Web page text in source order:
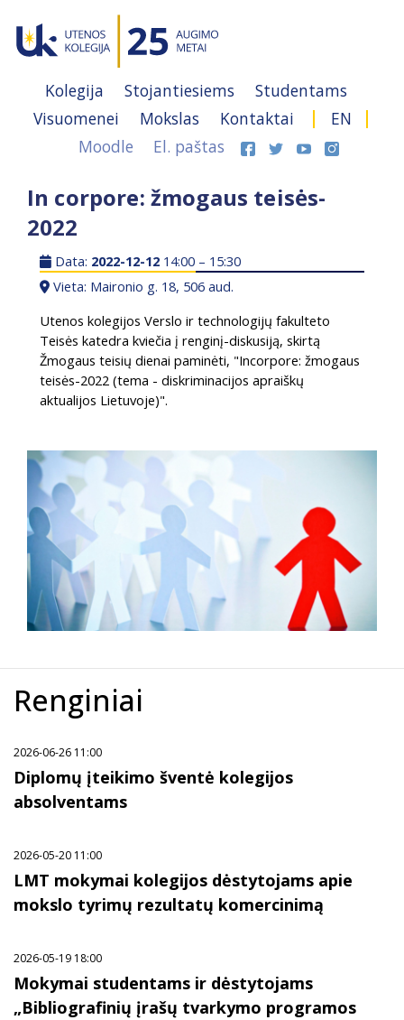
Kolegija Stojantiesiems
Studentams
Visuomenei
Mokslas Kontaktai
EN
Moodle
El. paštas
In corpore: žmogaus teisės-
2022
Data: 2022-12-12 14:00 – 15:30
Vieta: Maironio g. 18, 506 aud.
Utenos kolegijos Verslo ir technologijų fakulteto
Teisės katedra kviečia į renginį-diskusiją, skirtą
Žmogaus teisių dienai paminėti, "Incorpore: žmogaus
teisės-2022 (tema - diskriminacijos apraiškų
aktualijos Lietuvoje)".
Renginiai
2026-06-26 11:00
Diplomų įteikimo šventė kolegijos
absolventams
2026-05-20 11:00
LMT mokymai kolegijos dėstytojams apie
mokslo tyrimų rezultatų komercinimą
2026-05-19 18:00
Mokymai studentams ir dėstytojams
„Bibliografinių įrašų tvarkymo programos